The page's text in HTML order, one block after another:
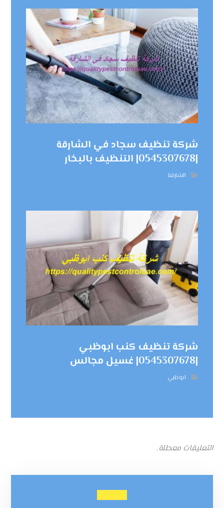
شركة تنظيف سجاد في الشارقة
|0545307678| التنظيف بالبخار
الشارقة
شركة تنظيف كنب ابوظبي
|0545307678| غسيل مجالس
ابوظبي
التعليقات معطلة.